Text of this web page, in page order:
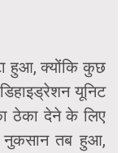
हुआ, क्योंकि कुछ
यूनिट
ठेका देने के लिए
नुकसान तब हुआ,